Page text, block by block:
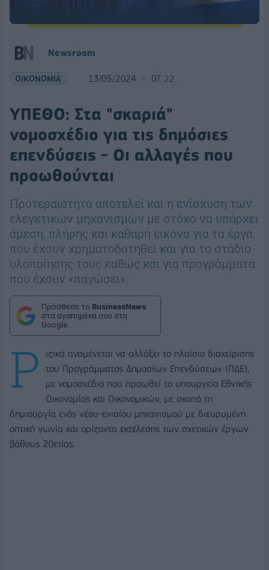
Newsroom
ΟΙΚΟΝΟΜΙΑ 13/05/2024 07:22
ΥΠΕΘΟ: Στα "σκαριά"
νομοσχέδιο για τις δημόσιες
επενδύσεις - Οι αλλαγές που
προωθούνται
Προτεραιότητα αποτελεί και η ενίσχυση των
ελεγκτικών μηχανισμών με στόχο να υπάρχει
άμεση, πλήρης και καθαρή εικόνα για τα έργα
που έχουν χρηματοδοτηθεί και για το στάδιο
υλοποίησης τους καθώς και για προγράμματα
που έχουν «παγώσει».
Πρόσθεσε το BusinessNews
στα αγαπημένα σου στη
Google
Ρ
ιζικά αναμένεται να αλλάξει το πλαίσιο διαχείρισης
του Προγράμματος Δημοσίων Επενδύσεων (ΠΔΕ),
με νομοσχέδιο που προωθεί το υπουργείο Εθνικής
Οικονομίας και Οικονομικών, με σκοπό τη
δημιουργία ενός νέου-ενιαίου μηχανισμού με διευρυμένη
οπτική γωνία και ορίζοντα εκτέλεσης των σχετικών έργων
βάθους 20ετίας.